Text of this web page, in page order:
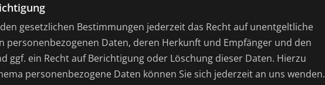
gesetzlichen Bestimmungen jederzeit das Recht auf unentgeltliche
personenbezogenen Daten, deren Herkunft und Empfänger und den
ggf. ein Recht auf Berichtigung oder Löschung dieser Daten. Hierzu
personenbezogene Daten können Sie sich jederzeit an uns wenden.